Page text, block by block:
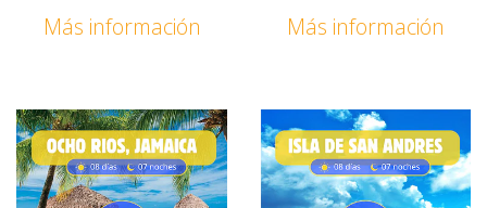
Más información Más información